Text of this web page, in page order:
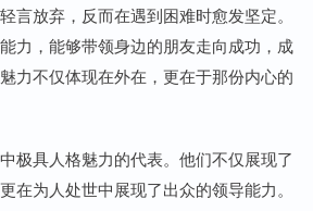
言放弃，反而在遇到困难时愈发坚定。
力，能够带领身边的朋友走向成功，成
力不仅体现在外在，更在于那份内心的
极具人格魅力的代表。他们不仅展现了
在为人处世中展现了出众的领导能力。